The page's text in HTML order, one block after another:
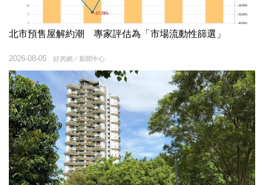
北市預售屋解約潮 專家評估為「市場流動性篩選」
好房網／新聞中心
2026-08-05